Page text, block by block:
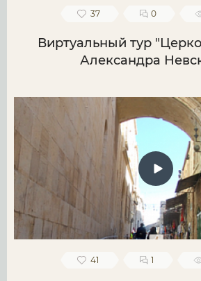
37 0
Виртуальный тур
Александра
41 1